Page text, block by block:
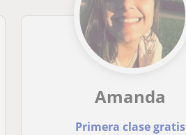
Amanda
Primera clase gratis